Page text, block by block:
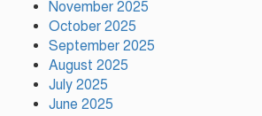
November 2025
October 2025
September 2025
August 2025
July 2025
June 2025